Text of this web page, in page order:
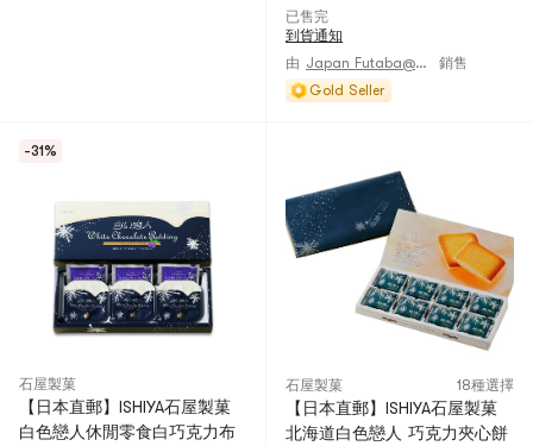
已售完
到貨通知
由
Japan Futaba@JAPAN
銷售
Gold Seller
-31%
石屋製菓
【日本直郵】ISHIYA石屋製菓
白色戀人休閒零食白巧克力布
石屋製菓 18種選擇
【日本直郵】ISHIYA石屋製菓
北海道白色戀人 巧克力夾心餅